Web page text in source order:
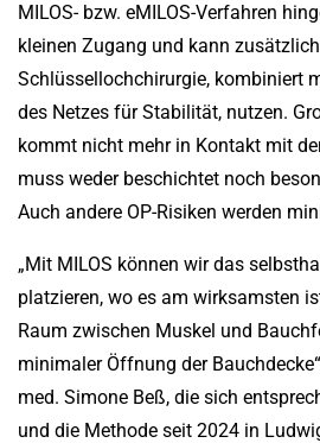
MILOS- bzw. eMILOS-Verfahren
kleinen Zugang und kann
Schlüssellochchirurgie, kombiniert
des Netzes für Stabilität, nutzen.
kommt nicht mehr in Kontakt mit
muss weder beschichtet noch
Auch andere OP-Risiken werden
„Mit MILOS können wir das
platzieren, wo es am wirksamsten
Raum zwischen Muskel und
minimaler Öffnung der
med. Simone Beß, die sich
und die Methode seit 2024 in